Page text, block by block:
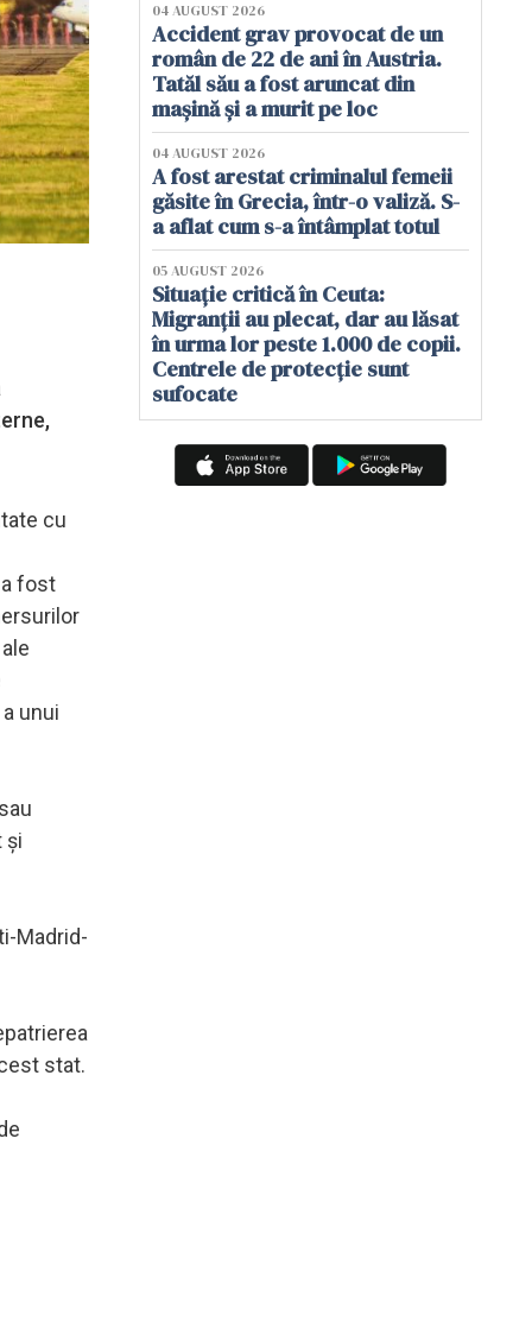
cu
fost
unui
şi
Madrid-
stat.
04 AUGUST 2026
Accident grav provocat de un
român de 22 de ani în Austria.
Tatăl său a fost aruncat din
mașină și a murit pe loc
04 AUGUST 2026
A fost arestat criminalul femeii
găsite în Grecia, într-o valiză. S-
a aflat cum s-a întâmplat totul
05 AUGUST 2026
Situație critică în Ceuta:
Migranții au plecat, dar au lăsat
în urma lor peste 1.000 de copii.
Centrele de protecție sunt
sufocate